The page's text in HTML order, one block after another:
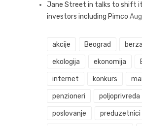
Jane Street in talks to shift
investors including Pimco
akcije Beograd berza
ekologija ekonomija
internet konkurs
penzioneri poljoprivreda
poslovanje preduzetnici